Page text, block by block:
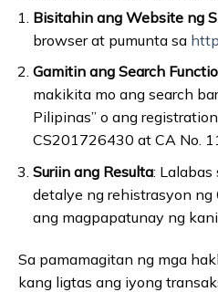
Bisitahin ang Website ng
browser at pumunta sa
Gamitin ang Search
makikita mo ang search
Pilipinas” o ang
CS201726430 at CA No.
Suriin ang Resulta: Lalabas
detalye ng rehistrasyon ng
ang magpapatunay ng
Sa pamamagitan ng mga
kang ligtas ang iyong